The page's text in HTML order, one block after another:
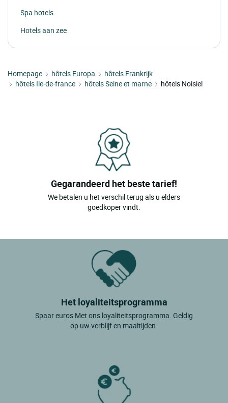
Spa hotels
Hotels aan zee
Homepage hôtels Europa
hôtels Frankrijk
hôtels Ile-de-france
hôtels Seine et marne hôtels Noisiel
Gegarandeerd het beste tarief!
We betalen u het verschil terug als u elders
goedkoper vindt.
Het loyaliteitsprogramma
Spaar euros Met ons loyaliteitsprogramma. Geldig
op uw verblijf en maaltijden.